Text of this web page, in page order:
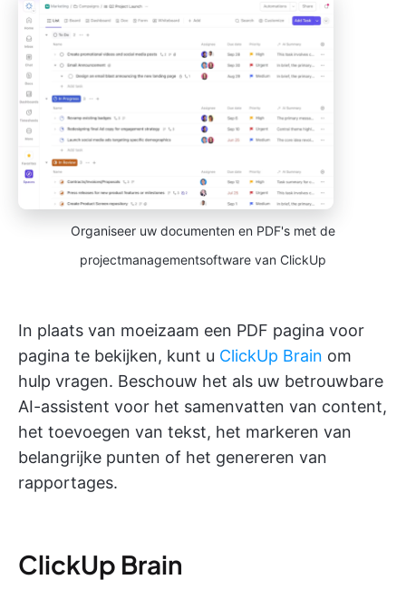
Organiseer uw documenten en PDF's met de
projectmanagementsoftware van ClickUp
In plaats van moeizaam een PDF pagina voor
pagina te bekijken, kunt u ClickUp Brain om
hulp vragen. Beschouw het als uw betrouwbare
AI-assistent voor het samenvatten van content,
het toevoegen van tekst, het markeren van
belangrijke punten of het genereren van
rapportages.
ClickUp Brain